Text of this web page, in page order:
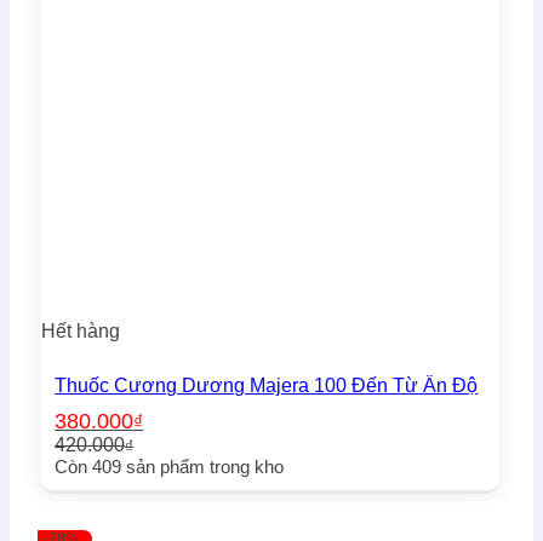
Hết hàng
Thuốc Cương Dương Majera 100 Đến Từ Ấn Độ
420.000₫
Giá
420.000₫.
380.000₫
Giá
là:
Còn409 sản phẩm trong kho